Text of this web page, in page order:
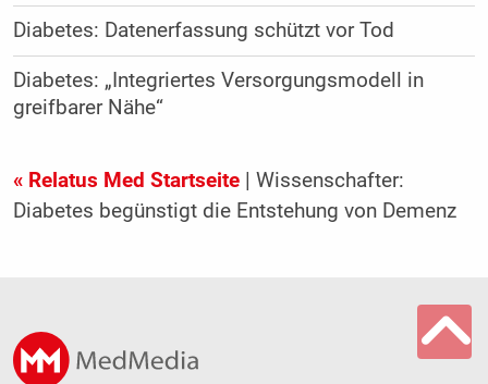
Diabetes: Datenerfassung schützt vor Tod
Diabetes: „Integriertes Versorgungsmodell in
greifbarer Nähe“
« Relatus Med Startseite| Wissenschafter:
Diabetes begünstigt die Entstehung von Demenz